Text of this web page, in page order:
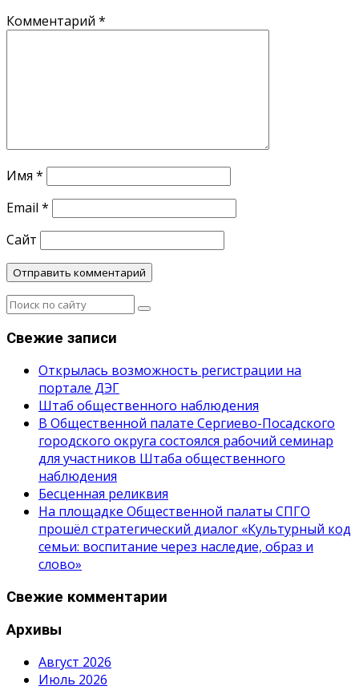
Комментарий *
Имя *
Email *
Сайт
Свежие записи
Открылась возможность регистрации на
портале ДЭГ
Штаб общественного наблюдения
В Общественной палате Сергиево-Посадского
городского округа состоялся рабочий семинар
для участников Штаба общественного
наблюдения
Бесценная реликвия
На площадке Общественной палаты СПГО
прошёл стратегический диалог «Культурный код
семьи: воспитание через наследие, образ и
слово»
Свежие комментарии
Архивы
Август 2026
Июль 2026